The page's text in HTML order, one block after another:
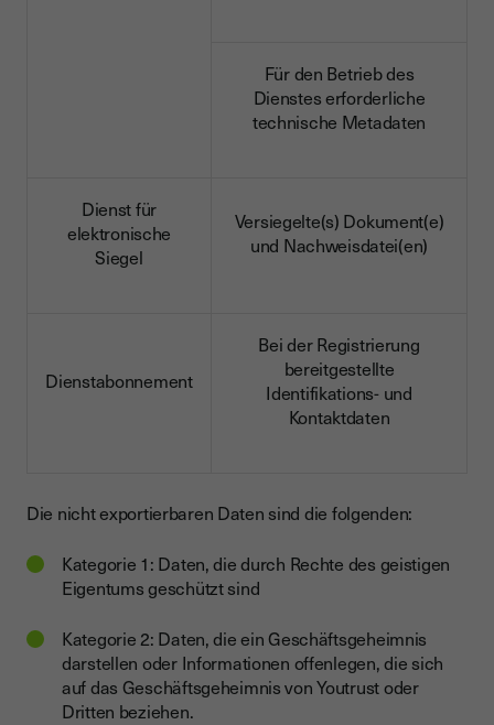
Für den Betrieb des
Dienstes erforderliche
technische Metadaten
Dienst für
elektronische
Siegel
Versiegelte(s) Dokument(e)
und Nachweisdatei(en)
Dienstabonnement
Bei der Registrierung
bereitgestellte
Identifikations- und
Kontaktdaten
Die nicht exportierbaren Daten sind die folgenden:
Kategorie 1: Daten, die durch Rechte des geistigen
Eigentums geschützt sind
Kategorie 2: Daten, die ein Geschäftsgeheimnis
darstellen oder Informationen offenlegen, die sich
auf das Geschäftsgeheimnis von Youtrust oder
Dritten beziehen.